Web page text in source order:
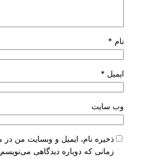
نام، ایمیل و وبسایت من در مرورگر برای
که دوباره دیدگاهی می‌نویسم.